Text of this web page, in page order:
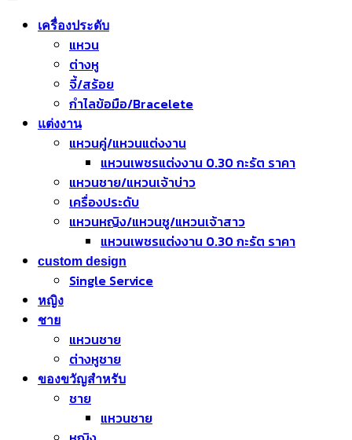
เครื่องประดับ
แหวน
ต่างหู
จี้/สร้อย
กำไลข้อมือ/Bracelete
แต่งงาน
แหวนคู่/แหวนแต่งงาน
แหวนเพชรแต่งงาน 0.30 กะรัต ราคา
แหวนชาย/แหวนเจ้าบ่าว
เครื่องประดับ
แหวนหญิง/แหวนชู/แหวนเจ้าสาว
แหวนเพชรแต่งงาน 0.30 กะรัต ราคา
custom design
Single Service
หญิง
ชาย
แหวนชาย
ต่างหูชาย
ของขวัญสำหรับ
ชาย
แหวนชาย